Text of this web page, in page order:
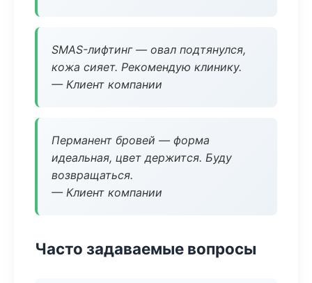
SMAS-лифтинг — овал подтянулся,
кожа сияет. Рекомендую клинику.
— Клиент компании
Перманент бровей — форма
идеальная, цвет держится. Буду
возвращаться.
— Клиент компании
Часто задаваемые вопросы